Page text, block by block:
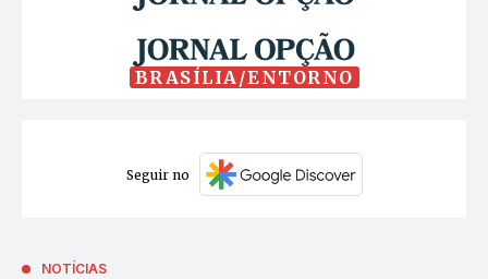
BRASÍLIA/ENTORNO
Seguir no
NOTÍCIAS